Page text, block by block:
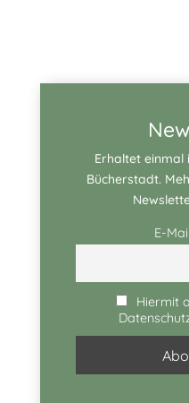
Erhaltet einmal
Bücherstadt.
E-
Hiermit